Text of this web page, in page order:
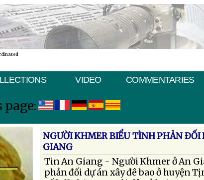
VIDEO COMMENTARIES
NGƯỜI KHMER BIỂU TÌNH PHẢN ÐỐI
GIANG
Tin An Giang - Người Khmer ở An
phản đối dự án xây đê bao ở huyện